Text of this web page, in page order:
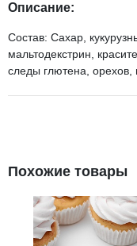
Описание:
Состав: Сахар,
мальтодекстрин,
следы глютена, орехов,
Похожие товары